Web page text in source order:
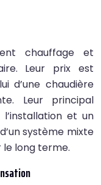
chauffage et
Leur prix est
d’une chaudière
Leur principal
et un
système mixte
le long terme.